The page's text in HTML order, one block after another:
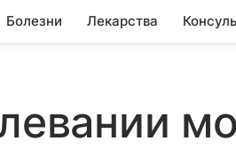
Болезни Лекарства